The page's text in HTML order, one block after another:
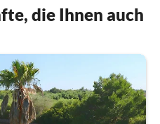
die Ihnen auch